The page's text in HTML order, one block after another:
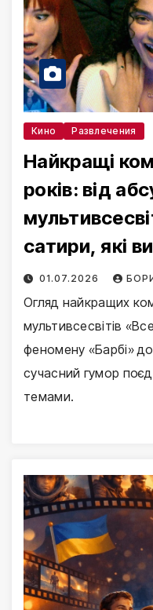
Кино Развлечения
Найкращі
років: від
сатири, які
01.07.2026
Огляд найкращих
мультивсесвітів
феномену «Барбі»
сучасний гумор
темами.